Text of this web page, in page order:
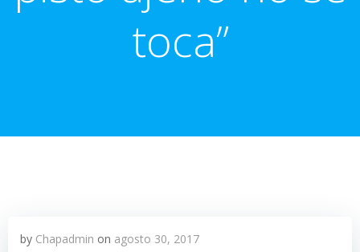
toca”
by Chapadmin on agosto 30, 2017